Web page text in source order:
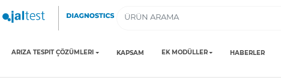
ARIZA TESPIT ÇÖZÜMLERI KAPSAM EK MODÜLLER HABERLER